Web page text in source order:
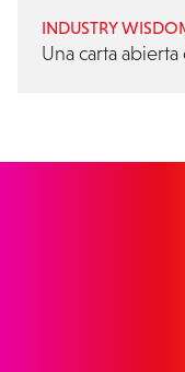
INDUSTRY
Una carta